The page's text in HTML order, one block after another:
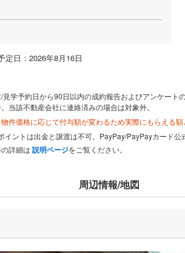
定日：2026年8月16日
見学予約日から90日以内の成約報告およびアンケート
当該不動産会社に連絡済みの場合は対象外。
件価格に応じて付与額が変わるため実際にもらえる額
イントは出金と譲渡は不可。PayPay/PayPayカード公
詳細は 説明ページをご覧ください。
周辺情報/地図